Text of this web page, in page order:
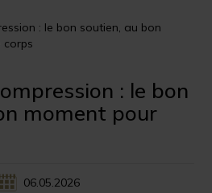
: le bon soutien, au bon
corps
: le bon
moment pour
06.05.2026